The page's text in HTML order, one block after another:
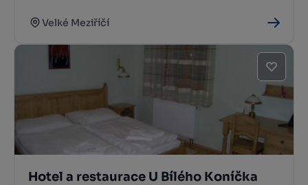
Velké Meziříčí
Hotel a restaurace U Bílého Koníčka